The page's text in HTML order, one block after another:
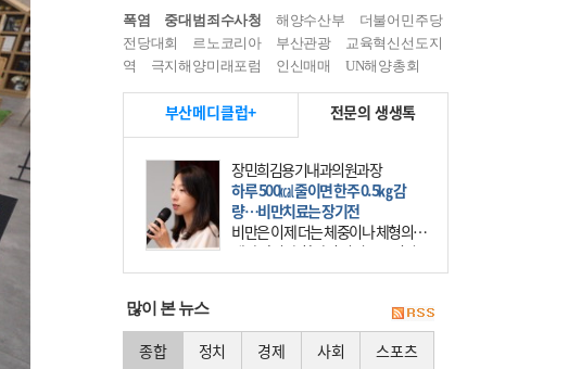
폭염 중대범죄수사청 해양수산부
더불어민주당
전당대회
르노코리아 부산관광
교육혁신선도지
역
극지해양미래포럼 인신매매 UN해양총회
부산메디클럽+ 전문의 생생톡
장민희김용기내과의원과장
하루 500㎉ 줄이면 한주 0.5㎏ 감
량…비만치료는 장기전
비만은 이제 더는 체중이나 체형의 문
제가 아니다. 하나의 질병으로 인지
하고 치료와 관리를 해야 한다. 세계
많이 본 뉴스
종합 정치 경제 사회 스포츠